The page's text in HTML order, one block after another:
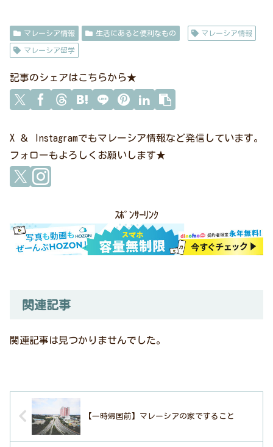
マレーシア情報 生活にあると便利なもの マレーシア情報
マレーシア留学
記事のシェアはこちらから★
X ＆ Instagramでもマレーシア情報など発信しています。
フォローもよろしくお願いします★
ｽﾎﾟﾝｻｰﾘﾝｸ
関連記事
関連記事は見つかりませんでした。
【一時帰国前】マレーシアの家ですること